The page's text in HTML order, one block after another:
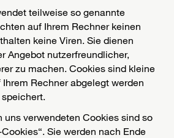
teilweise so genannte
auf Ihrem Rechner keinen
keine Viren. Sie dienen
Angebot nutzerfreundlicher,
zu machen. Cookies sind kleine
Rechner abgelegt werden
uns verwendeten Cookies sind so
Sie werden nach Ende